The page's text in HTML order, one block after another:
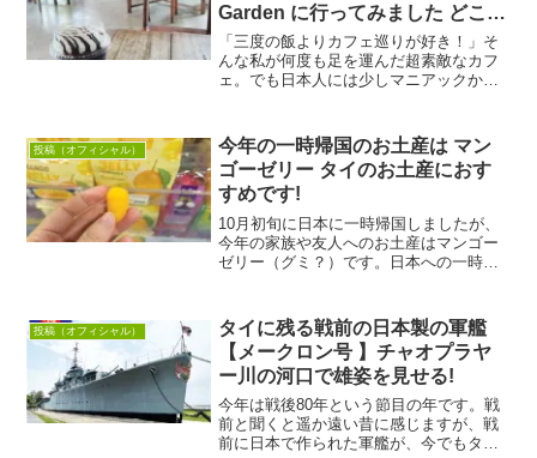
Garden に行ってみました どこも
かしこも映えスポット⁉
「三度の飯よりカフェ巡りが好き！」そ
んな私が何度も足を運んだ超素敵なカフ
ェ。でも日本人には少しマニアックかも
もさらに北、ラップラオの住宅街にひっ
そりと佇む「Slole ...
投稿（オフィシャル）
今年の一時帰国のお土産は マン
ゴーゼリー タイのお土産におす
すめです!
10月初旬に日本に一時帰国しましたが、
今年の家族や友人へのお土産はマンゴー
ゼリー（グミ？）です。日本への一時帰
の・崩れない・無難にみんなにまあまあ
喜ばれるもの、という条...
投稿（オフィシャル）
タイに残る戦前の日本製の軍艦
【メークロン号 】チャオプラヤ
ー川の河口で雄姿を見せる!
今年は戦後80年という節目の年です。戦
前と聞くと遥か遠い昔に感じますが、戦
前に日本で作られた軍艦が、今でもタイ